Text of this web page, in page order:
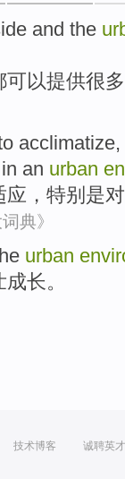
and the
可以提供很多
acclimatize,
an urban
应 ， 特别是
典》
urban
成长。
技术博客 诚聘英才